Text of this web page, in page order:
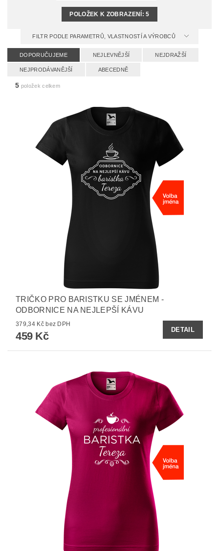
POLOŽEK K ZOBRAZENÍ:5
FILTR PODLE PARAMETRŮ, VLASTNOSTÍ A VÝROBCŮ
DOPORUČUJEME NEJLEVNĚJŠÍ NEJDRAŽŠÍ
NEJPRODÁVANĚJŠÍ ABECEDNĚ
5 položek celkem
TRIČKO PRO BARISTKU SE JMÉNEM -
ODBORNICE NA NEJLEPŠÍ KÁVU
379,34 Kč bez DPH
459 Kč
DETAIL